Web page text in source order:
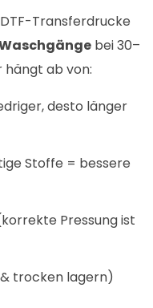
Transferdrucke
bei 30–
hängt ab von:
desto länger
Stoffe = bessere
Pressung ist
trocken lagern)